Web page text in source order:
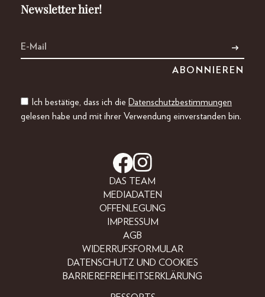
Newsletter hier!
Ich bestätige, dass ich die Datenschutzbestimmungen
gelesen habe und mit ihrer Verwendung einverstanden bin.
DAS TEAM
MEDIADATEN
OFFENLEGUNG
IMPRESSUM
AGB
WIDERRUFSFORMULAR
DATENSCHUTZ UND COOKIES
BARRIEREFREIHEITSERKLÄRUNG